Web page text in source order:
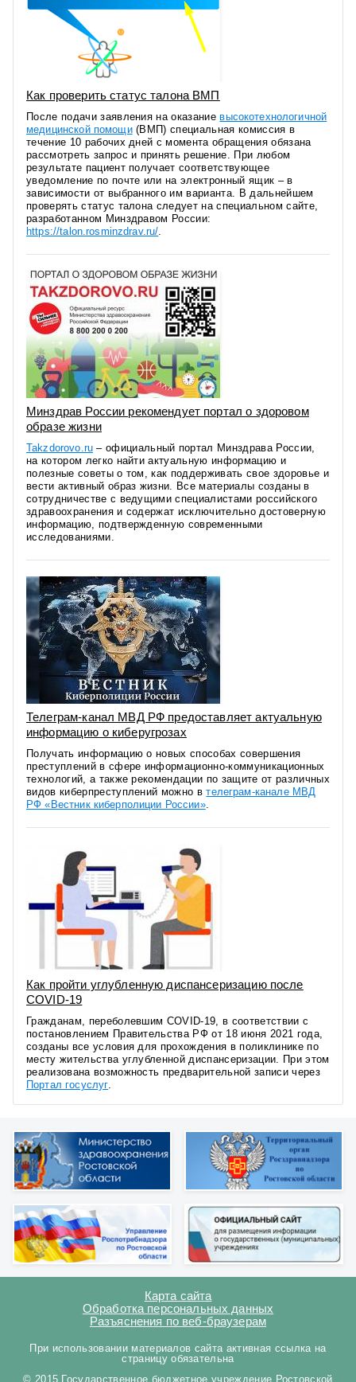
Как проверить статус талона ВМП
После подачи заявления на оказаниевысокотехнологичной
медицинской помощи(ВМП) специальная комиссия в
течение 10 рабочих дней с момента обращения обязана
рассмотреть запрос и принять решение. При любом
результате пациент получает соответствующее
уведомление по почте или на электронный ящик – в
зависимости от выбранного им варианта. В дальнейшем
проверять статус талона следует на специальном сайте,
разработанном Минздравом России:
https://talon.rosminzdrav.ru/.
Минздрав России рекомендует портал о здоровом
образе жизни
Takzdorovo.ru– официальный портал Минздрава России,
на котором легко найти актуальную информацию и
полезные советы о том, как поддерживать свое здоровье и
вести активный образ жизни. Все материалы созданы в
сотрудничестве с ведущими специалистами российского
здравоохранения и содержат исключительно достоверную
информацию, подтвержденную современными
исследованиями.
Телеграм-канал МВД РФ предоставляет актуальную
информацию о киберугрозах
Получать информацию о новых способах совершения
преступлений в сфере информационно-коммуникационных
технологий, а также рекомендации по защите от различных
видов киберпреступлений можно втелеграм-канале МВД
РФ «Вестник киберполиции России».
Как пройти углубленную диспансеризацию после
COVID-19
Гражданам, переболевшим COVID-19, в соответствии с
постановлением Правительства РФ от 18 июня 2021 года,
созданы все условия для прохождения в поликлинике по
месту жительства углубленной диспансеризации. При этом
реализована возможность предварительной записи через
Портал госуслуг.
Карта сайта
Обработка персональных данных
Разъяснения по веб-браузерам
При использовании материалов сайта активная ссылка на
страницу обязательна
© 2015 Государственное бюджетное учреждение Ростовской